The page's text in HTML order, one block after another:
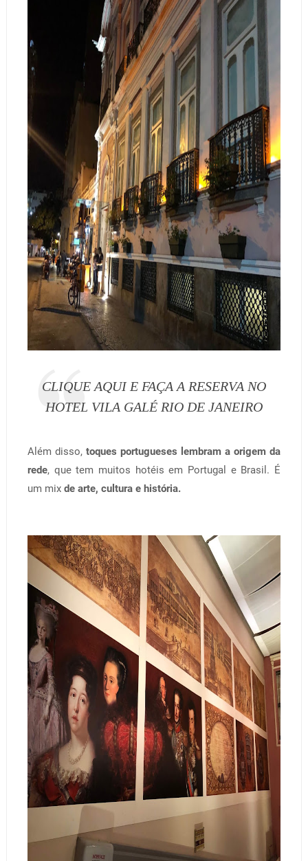
CLIQUE AQUI E FAÇA A RESERVA NO
HOTEL VILA GALÉ RIO DE JANEIRO
Além disso, toques portugueses lembram a origem da
rede, que tem muitos hotéis em Portugal e Brasil. É
um mix de arte, cultura e história.